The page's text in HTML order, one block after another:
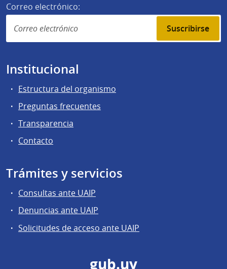
Correo electrónico:
Suscribirse
Institucional
Estructura del organismo
Preguntas frecuentes
Transparencia
Contacto
Trámites y servicios
Consultas ante UAIP
Denuncias ante UAIP
Solicitudes de acceso ante UAIP
gub.uy